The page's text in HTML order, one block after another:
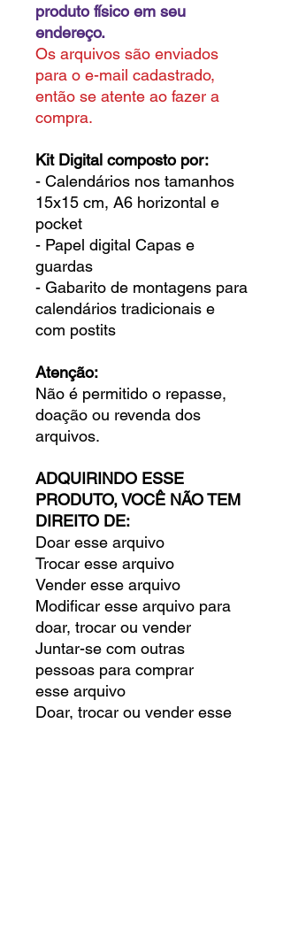
produto físico em seu
endereço.
Os arquivos são enviados
para o e-mail cadastrado,
então se atente ao fazer a
compra.
Kit Digital composto por:
- Calendários nos tamanhos
15x15 cm, A6 horizontal e
pocket
- Papel digital Capas e
guardas
- Gabarito de montagens para
calendários tradicionais e
com postits
Atenção:
Não é permitido o repasse,
doação ou revenda dos
arquivos.
ADQUIRINDO ESSE
PRODUTO, VOCÊ NÃO TEM
DIREITO DE:
Doar esse arquivo
Trocar esse arquivo
Vender esse arquivo
Modificar esse arquivo para
doar, trocar ou vender
Juntar-se com outras
pessoas para comprar
esse arquivo
Doar, trocar ou vender esse